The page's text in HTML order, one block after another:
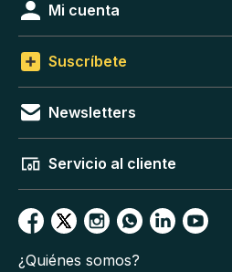
Mi cuenta
Suscríbete
Newsletters
Servicio al cliente
¿Quiénes somos?